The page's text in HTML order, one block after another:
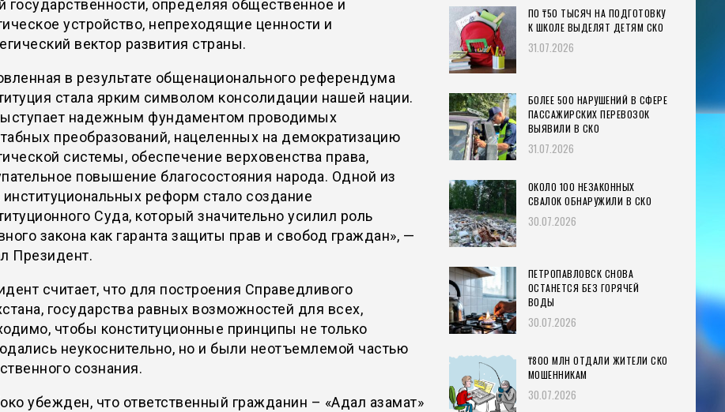
государственности, определяя общественное и
устройство, непреходящие ценности и
вектор развития страны.
в результате общенационального референдума
стала ярким символом консолидации нашей нации.
надежным фундаментом проводимых
преобразований, нацеленных на демократизацию
системы, обеспечение верховенства права,
повышение благосостояния народа. Одной из
институциональных реформ стало создание
Суда, который значительно усилил роль
закона как гаранта защиты прав и свобод граждан», —
Президент.
считает, что для построения Справедливого
государства равных возможностей для всех,
чтобы конституционные принципы не только
неукоснительно, но и были неотъемлемой частью
сознания.
убежден, что ответственный гражданин – «Адал азамат»
ПО ₸50 ТЫСЯЧ НА ПОДГОТОВКУ
К ШКОЛЕ ВЫДЕЛЯТ ДЕТЯМ СКО
31.07.2026
БОЛЕЕ 500 НАРУШЕНИЙ В СФЕРЕ
ПАССАЖИРСКИХ ПЕРЕВОЗОК
ВЫЯВИЛИ В СКО
31.07.2026
ОКОЛО 100 НЕЗАКОННЫХ
СВАЛОК ОБНАРУЖИЛИ В СКО
30.07.2026
ПЕТРОПАВЛОВСК СНОВА
ОСТАНЕТСЯ БЕЗ ГОРЯЧЕЙ
ВОДЫ
30.07.2026
₸800 МЛН ОТДАЛИ ЖИТЕЛИ СКО
МОШЕННИКАМ
30.07.2026